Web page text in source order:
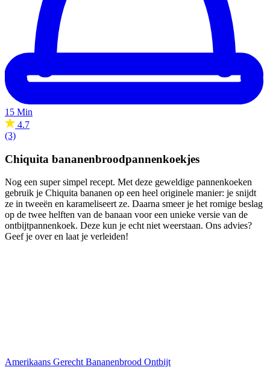
15 Min
4.7
(3)
Chiquita bananenbroodpannenkoekjes
Nog een super simpel recept. Met deze geweldige pannenkoeken
gebruik je Chiquita bananen op een heel originele manier: je snijdt
ze in tweeën en karameliseert ze. Daarna smeer je het romige beslag
op de twee helften van de banaan voor een unieke versie van de
ontbijtpannenkoek. Deze kun je echt niet weerstaan. Ons advies?
Geef je over en laat je verleiden!
Amerikaans Gerecht Bananenbrood Ontbijt